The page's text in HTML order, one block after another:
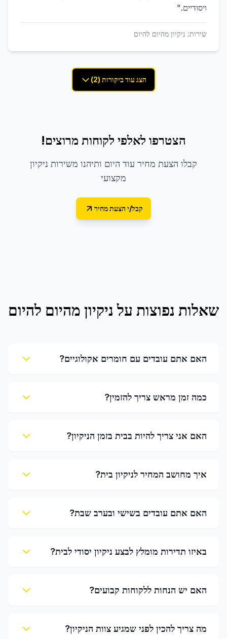
ויסודיים."
שירות: ניקיון מהיום להיום
הצג עוד ביקורות (2)
הצטרפו לאלפי לקוחות מרוצים!
קבלו הצעת מחיר עוד היום ותיהנו משירות ניקיון
מקצועי
קבל/י הצעת מחיר
שאלות נפוצות על ניקיון מהיום להיום
האם אתם עובדים עם חומרים אקולוגיים?
כמה זמן מראש צריך להזמין?
האם אני צריך להיות בבית בזמן הניקיון?
איך מחושב המחיר לניקיון בית?
האם אתם עובדים בשישי ובערב שבת?
באיזו תדירות מומלץ לבצע ניקיון יסודי לבית?
האם יש הנחות ללקוחות קבועים?
מה צריך להכין לפני שמגיע צוות הניקיון?